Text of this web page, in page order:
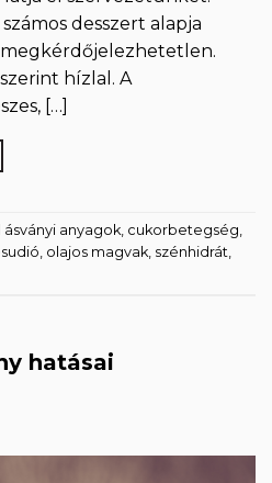
desszert alapja
megkérdőjelezhetetlen.
hízlal. A
[…]
ásványi anyagok, cukorbetegség,
, olajos magvak, szénhidrát,
hatásai